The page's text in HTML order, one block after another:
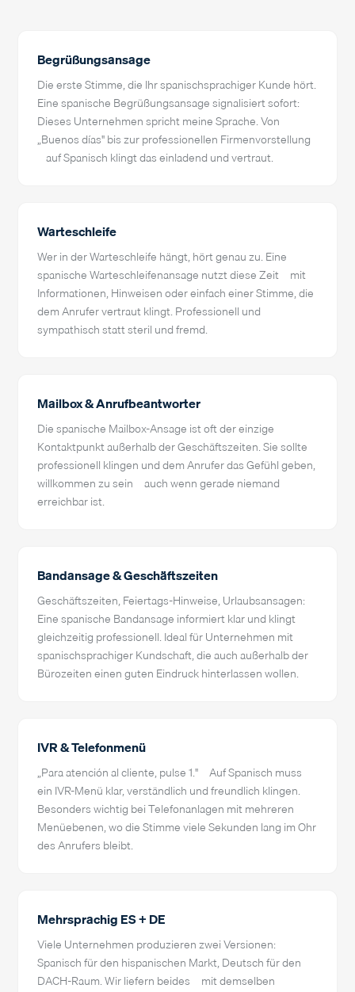
Begrüßungsansage
Die erste Stimme, die Ihr spanischsprachiger Kunde hört.
Eine spanische Begrüßungsansage signalisiert sofort:
Dieses Unternehmen spricht meine Sprache. Von
„Buenos días" bis zur professionellen Firmenvorstellung
– auf Spanisch klingt das einladend und vertraut.
Warteschleife
Wer in der Warteschleife hängt, hört genau zu. Eine
spanische Warteschleifenansage nutzt diese Zeit – mit
Informationen, Hinweisen oder einfach einer Stimme, die
dem Anrufer vertraut klingt. Professionell und
sympathisch statt steril und fremd.
Mailbox & Anrufbeantworter
Die spanische Mailbox-Ansage ist oft der einzige
Kontaktpunkt außerhalb der Geschäftszeiten. Sie sollte
professionell klingen und dem Anrufer das Gefühl geben,
willkommen zu sein – auch wenn gerade niemand
erreichbar ist.
Bandansage & Geschäftszeiten
Geschäftszeiten, Feiertags-Hinweise, Urlaubsansagen:
Eine spanische Bandansage informiert klar und klingt
gleichzeitig professionell. Ideal für Unternehmen mit
spanischsprachiger Kundschaft, die auch außerhalb der
Bürozeiten einen guten Eindruck hinterlassen wollen.
IVR & Telefonmenü
„Para atención al cliente, pulse 1." – Auf Spanisch muss
ein IVR-Menü klar, verständlich und freundlich klingen.
Besonders wichtig bei Telefonanlagen mit mehreren
Menüebenen, wo die Stimme viele Sekunden lang im Ohr
des Anrufers bleibt.
Mehrsprachig ES + DE
Viele Unternehmen produzieren zwei Versionen:
Spanisch für den hispanischen Markt, Deutsch für den
DACH-Raum. Wir liefern beides – mit demselben